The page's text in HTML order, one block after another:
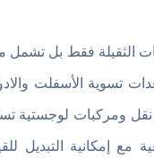
الثقيلة فقط بل
تسوية الأسفلت
ومركبات لوجستية
مع إمكانية التبديل